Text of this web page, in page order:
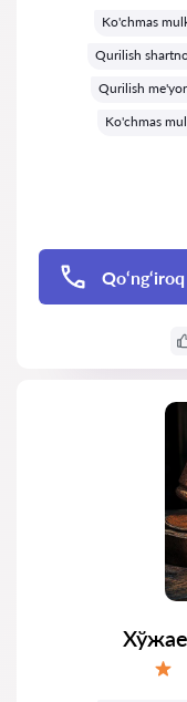
Ko'chmas
Qurilish
Qurilish
Ko'chmas